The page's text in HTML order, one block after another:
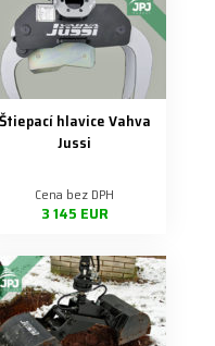
Štiepací hlavice Vahva
Jussi
Cena bez DPH
3 145 EUR